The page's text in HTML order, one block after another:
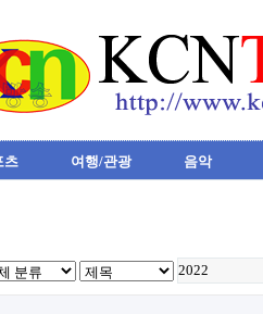
츠 여행/관광 음악